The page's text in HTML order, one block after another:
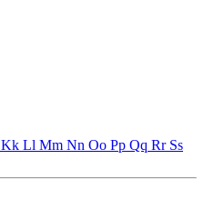
Kk Ll Mm Nn Oo Pp Qq Rr Ss